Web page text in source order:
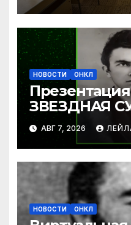
НОВОСТИ ОНКЛ
ЗВЕЗДНАЯ
летию
АВГ 7, 2026
НОВОСТИ ОНКЛ